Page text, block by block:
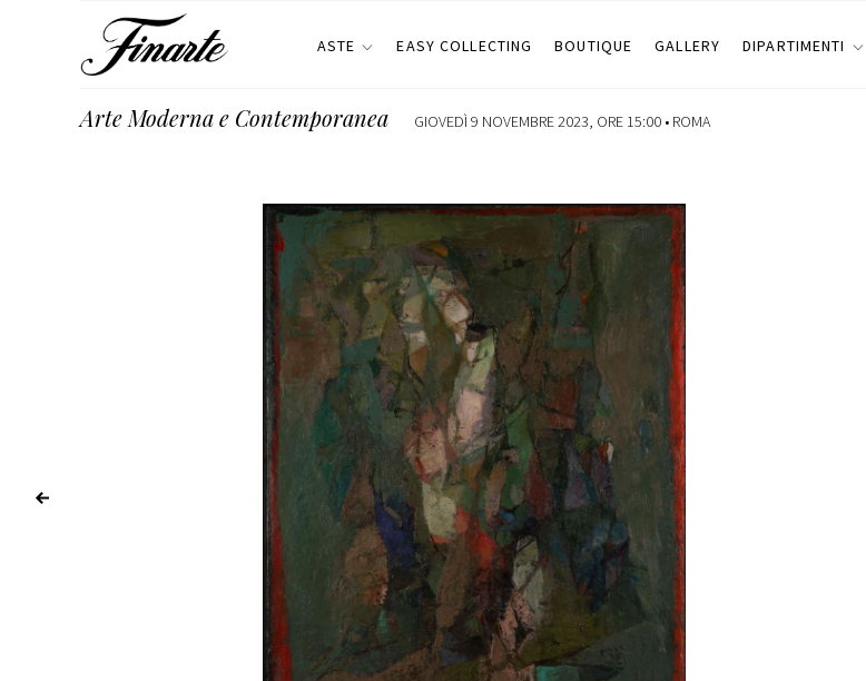
ASTE EASY COLLECTING BOUTIQUE GALLERY DIPARTIMENTI
Arte Moderna e Contemporanea GIOVEDÌ 9 NOVEMBRE 2023, ORE 15:00 • ROMA